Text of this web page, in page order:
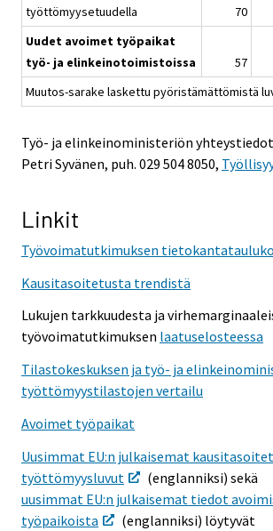
työttömyysetuudella
70
Uudet avoimet työpaikat
työ- ja elinkeinotoimistoissa
57
Muutos-sarake laskettu pyöristämättömistä
Työ- ja elinkeinoministeriön
Petri Syvänen, puh. 029 504 8050,
Linkit
Työvoimatutkimuksen
Kausitasoitetusta trendistä
Lukujen tarkkuudesta ja
työvoimatutkimuksen laatuselosteessa
Tilastokeskuksen ja työ- ja
työttömyystilastojen vertailu
Avoimet työpaikat
Uusimmat EU:n julkaisemat
työttömyysluvut
(englanniksi) sekä
uusimmat EU:n julkaisemat tiedot
työpaikoista
(englanniksi) löytyvät